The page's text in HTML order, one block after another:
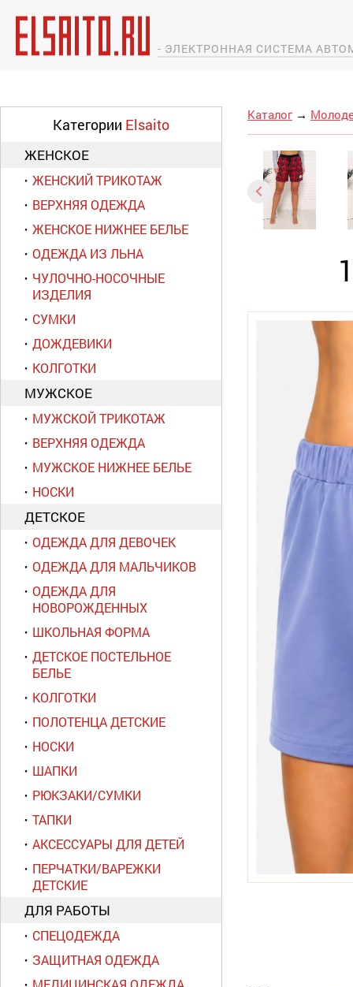
- ЭЛЕКТРОННАЯ СИСТЕМА
Категории Elsaito
ЖЕНСКОЕ
ЖЕНСКИЙ ТРИКОТАЖ
ВЕРХНЯЯ ОДЕЖДА
ЖЕНСКОЕ НИЖНЕЕ БЕЛЬЕ
ОДЕЖДА ИЗ ЛЬНА
ЧУЛОЧНО-НОСОЧНЫЕ
ИЗДЕЛИЯ
СУМКИ
ДОЖДЕВИКИ
КОЛГОТКИ
МУЖСКОЕ
МУЖСКОЙ ТРИКОТАЖ
ВЕРХНЯЯ ОДЕЖДА
МУЖСКОЕ НИЖНЕЕ БЕЛЬЕ
НОСКИ
ДЕТСКОЕ
ОДЕЖДА ДЛЯ ДЕВОЧЕК
ОДЕЖДА ДЛЯ МАЛЬЧИКОВ
ОДЕЖДА ДЛЯ
НОВОРОЖДЕННЫХ
ШКОЛЬНАЯ ФОРМА
ДЕТСКОЕ ПОСТЕЛЬНОЕ
БЕЛЬЕ
КОЛГОТКИ
ПОЛОТЕНЦА ДЕТСКИЕ
НОСКИ
ШАПКИ
РЮКЗАКИ/СУМКИ
ТАПКИ
АКСЕССУАРЫ ДЛЯ ДЕТЕЙ
ПЕРЧАТКИ/ВАРЕЖКИ
ДЕТСКИЕ
ДЛЯ РАБОТЫ
СПЕЦОДЕЖДА
ЗАЩИТНАЯ ОДЕЖДА
Каталог →